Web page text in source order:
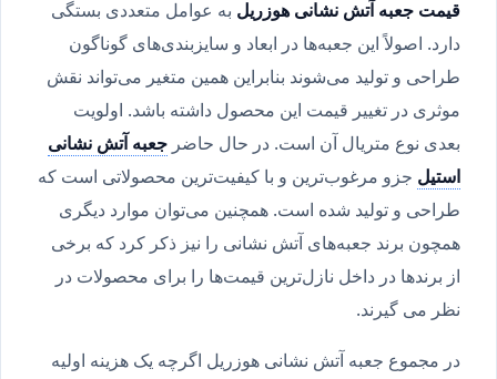
قیمت جعبه آتش نشانی هوزریلبه عوامل متعددی بستگی
دارد. اصولاً این جعبه‌ها در ابعاد و سایزبندی‌های گوناگون
طراحی و تولید می‌شوند بنابراین همین متغیر می‌تواند نقش
موثری در تغییر قیمت این محصول داشته باشد. اولویت
بعدی نوع متریال آن است. در حال حاضر جعبه آتش نشانی
استیلجزو مرغوب‌ترین و با کیفیت‌ترین محصولاتی است که
طراحی و تولید شده است. همچنین می‌توان موارد دیگری
همچون برند جعبه‌های آتش نشانی را نیز ذکر کرد که برخی
از برندها در داخل نازل‌ترین قیمت‌ها را برای محصولات در
نظر می گیرند.
در مجموع جعبه آتش نشانی هوزریل اگرچه یک هزینه اولیه